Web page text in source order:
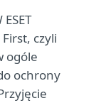
ESET
czyli
ogóle
ochrony